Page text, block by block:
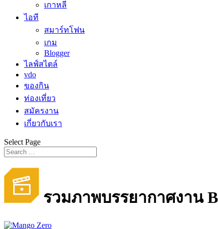
เกาหลี
ไอที
สมาร์ทโฟน
เกม
Blogger
ไลฟ์สไตล์
vdo
ของกิน
ท่องเที่ยว
สมัครงาน
เกี่ยวกับเรา
Select Page
รวมภาพบรรยากาศงาน